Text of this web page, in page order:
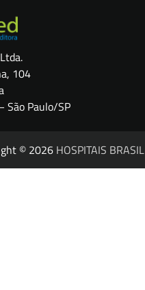
104
São Paulo/SP
© 2026 HOSPITAIS BRASIL